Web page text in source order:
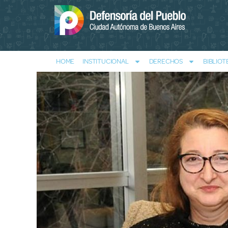
HOME INSTITUCIONAL DERECHOS